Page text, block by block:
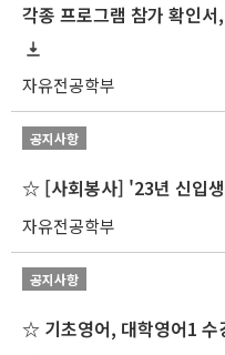
각종 프로그램 참가 확인
자유전공학부
공지사항
자유전공학부
공지사항
☆ 기초영어, 대학영어1 수